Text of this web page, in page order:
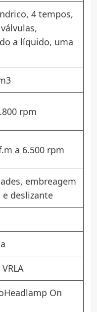
4 tempos,
a líquido, uma
rpm
a 6.500 rpm
embreagem
deslizante
On